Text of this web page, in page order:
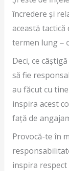
încredere și
această
termen lung –
Deci, ce
să fie
au făcut cu
inspira acest
față de
Provocă-te în
inspira